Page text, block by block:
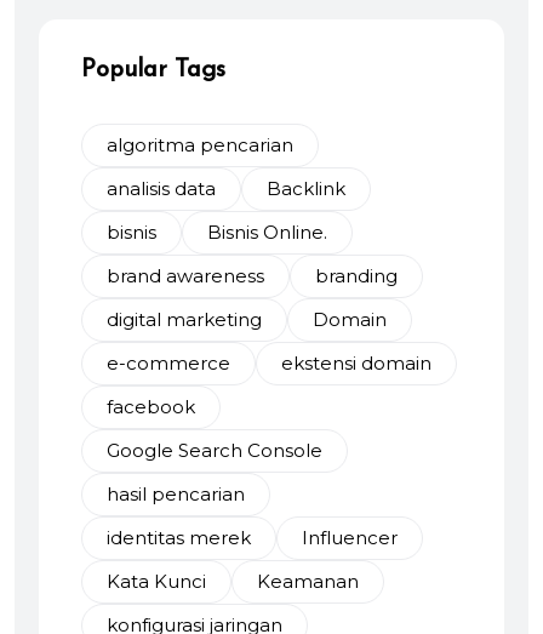
Popular Tags
algoritma pencarian
analisis data
Backlink
bisnis
Bisnis Online.
brand awareness
branding
digital marketing
Domain
e-commerce
ekstensi domain
facebook
Google Search Console
hasil pencarian
identitas merek
Influencer
Kata Kunci
Keamanan
konfigurasi jaringan